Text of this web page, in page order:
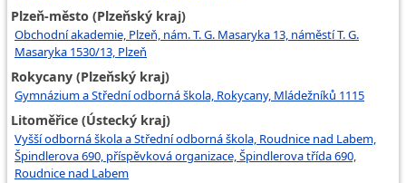
Plzeň-město (Plzeňský kraj)
Obchodní akademie, Plzeň, nám. T. G. Masaryka 13, náměstí T. G.
Masaryka 1530/13, Plzeň
Rokycany (Plzeňský kraj)
Gymnázium a Střední odborná škola, Rokycany, Mládežníků 1115
Litoměřice (Ústecký kraj)
Vyšší odborná škola a Střední odborná škola, Roudnice nad Labem,
Špindlerova 690, příspěvková organizace, Špindlerova třída 690,
Roudnice nad Labem